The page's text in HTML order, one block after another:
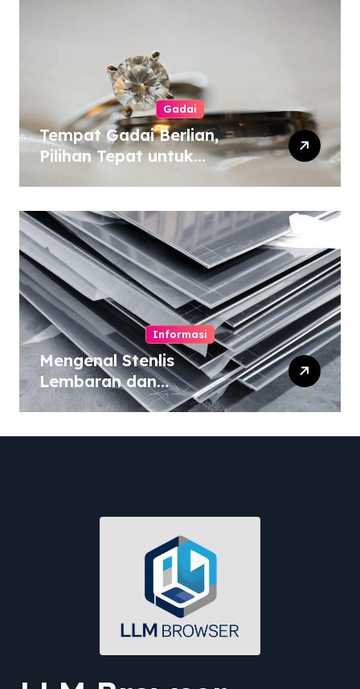
Gadai
Tempat Gadai Berlian,
Pilihan Tepat untuk
Informasi
Mengenal Stenlis
Lembaran dan
Komposisinya